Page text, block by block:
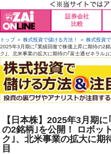
証券会社
比較
トップ＞ 株式投資で儲ける方法！ ＞ 株式投資
2025年3月期に｢業績回復で株価上昇に期待の2
ク｣、北米事業の拡大に期待の｢富士通ゼネラル｣
【日本株】2025年3月期
の2銘柄｣を公開！ ロボッ
ク｣、北米事業の拡大に期
目